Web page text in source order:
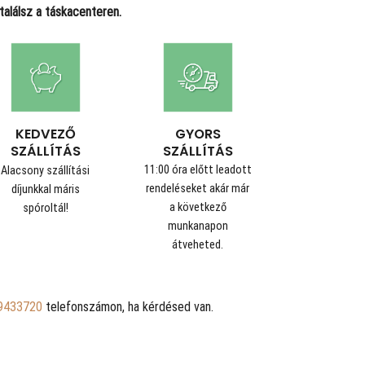
a táskacenteren.
KEDVEZŐ
SZÁLLÍTÁS
Alacsony szállítási
díjunkkal máris
spóroltál!
GYORS
SZÁLLÍTÁS
11:00 óra előtt leadott
rendeléseket akár már
a következő
munkanapon
átveheted.
telefonszámon, ha kérdésed van.